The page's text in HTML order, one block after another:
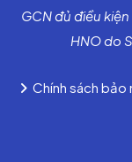
GCN đủ điều
HNO do
Chính sách bảo